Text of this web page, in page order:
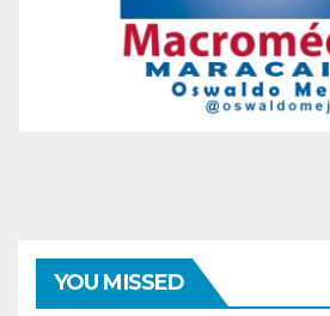
YOU MISSED
ZULIA